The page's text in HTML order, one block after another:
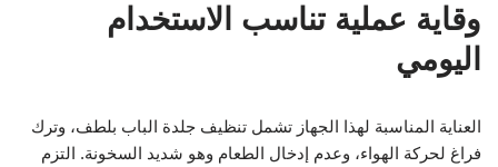
وقاية عملية تناسب الاستخدام
اليومي
العناية المناسبة لهذا الجهاز تشمل تنظيف جلدة الباب بلطف، وترك
فراغ لحركة الهواء، وعدم إدخال الطعام وهو شديد السخونة. التزم